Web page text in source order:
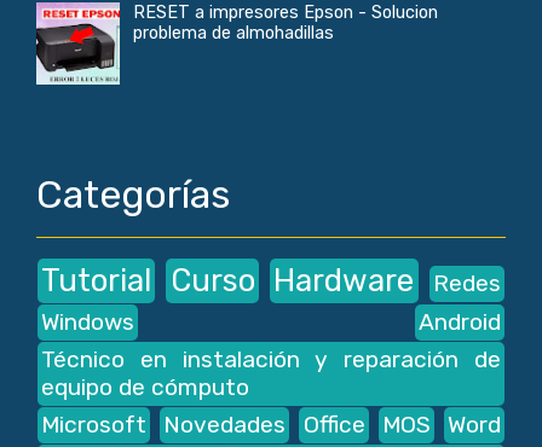
RESET a impresores Epson - Solucion
problema de almohadillas
Categorías
Tutorial Curso Hardware
Redes
Windows
Android
Técnico en instalación y reparación de
equipo de cómputo
Microsoft
Novedades Office MOS
Word